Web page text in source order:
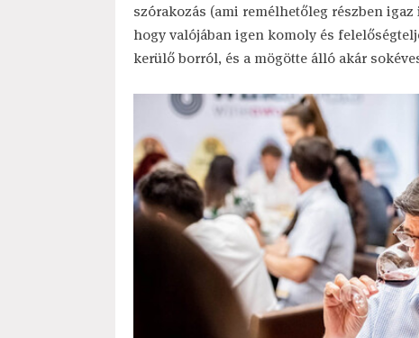
szórakozás (ami remélhetőleg részben
hogy valójában igen komoly és
kerülő borról, és a mögötte álló akár